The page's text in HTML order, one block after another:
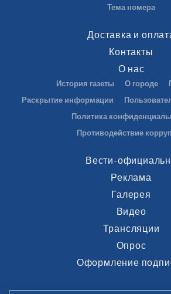
Тема номера
Доставка и
Контакты
О нас
История газеты О городе
Раскрытие информации
Политика
Противодействие
Вести-
Реклама
Галерея
Видео
Трансляции
Опрос
Оформление